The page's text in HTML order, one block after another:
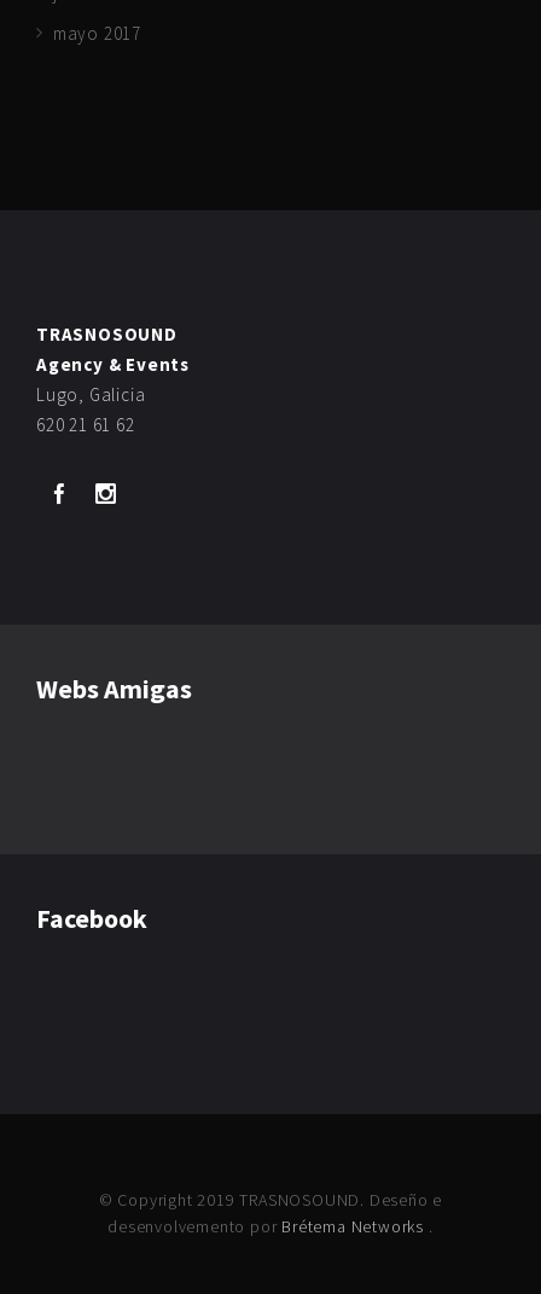
mayo 2017
TRASNOSOUND
Agency & Events
Lugo, Galicia
620 21 61 62
Webs Amigas
Facebook
© Copyright 2019 TRASNOSOUND. Deseño e
desenvolvemento por Brétema Networks .